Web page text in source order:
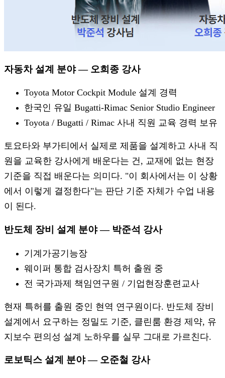
자동차 설계 분야 — 오희종 강사
Toyota Motor Cockpit Module 설계 경력
한국인 유일 Bugatti-Rimac Senior Studio Engineer
Toyota / Bugatti / Rimac 사내 직원 교육 경력 보유
토요타와 부가티에서 실제로 제품을 설계하고 사내 직
원을 교육한 강사에게 배운다는 건, 교재에 없는 현장
기준을 직접 배운다는 의미다. "이 회사에서는 이 상황
에서 이렇게 결정한다"는 판단 기준 자체가 수업 내용
이 된다.
반도체 장비 설계 분야 — 박준석 강사
기계가공기능장
웨이퍼 통합 검사장치 특허 출원 중
전 국가과제 책임연구원 / 기업현장훈련교사
현재 특허를 출원 중인 현역 연구원이다. 반도체 장비
설계에서 요구하는 정밀도 기준, 클린룸 환경 제약, 유
지보수 편의성 설계 노하우를 실무 그대로 가르친다.
로보틱스 설계 분야 — 오준철 강사